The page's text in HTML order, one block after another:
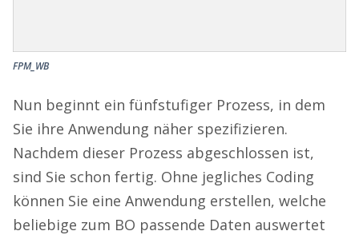
FPM_WB
Nun beginnt ein fünfstufiger Prozess, in dem
Sie ihre Anwendung näher spezifizieren.
Nachdem dieser Prozess abgeschlossen ist,
sind Sie schon fertig. Ohne jegliches Coding
können Sie eine Anwendung erstellen, welche
beliebige zum BO passende Daten auswertet